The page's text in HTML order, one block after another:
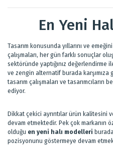
En Yeni
Tasarım konusunda yıllarını ve
çalışmaları, her gün farklı sonuçlar
sektöründe yaptığınız değerlendirme
ve zengin alternatif burada
tasarım çalışmaları ve
ediyor.
Dikkat çekici ayrıntılar ürün kalitesini
devam etmektedir. Pek çok markanın
olduğu en yeni halı modelleri
pozisyonunu göstermeye devam